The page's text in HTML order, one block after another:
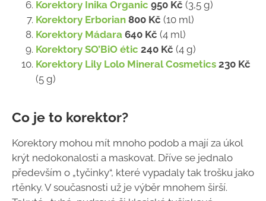
Korektory Inika Organic 950 Kč (3,5 g)
Korektory Erborian 800 Kč (10 ml)
Korektory Mádara 640 Kč (4 ml)
Korektory SO’BiO étic 240 Kč (4 g)
Korektory Lily Lolo Mineral Cosmetics 230 Kč
(5 g)
Co je to korektor?
Korektory mohou mít mnoho podob a mají za úkol
krýt nedokonalosti a maskovat. Dříve se jednalo
především o „tyčinky“, které vypadaly tak trošku jako
rtěnky. V současnosti už je výběr mnohem širší.